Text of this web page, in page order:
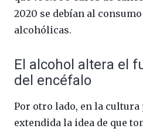
2020 se debían al consumo
alcohólicas.
El alcohol altera el
del encéfalo
Por otro lado, en la cultura
extendida la idea de que